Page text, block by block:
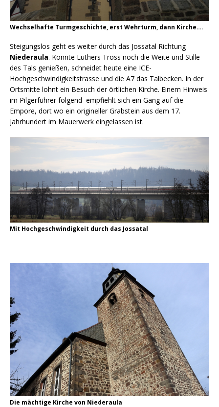
Wechselhafte Turmgeschichte, erst Wehrturm, dann Kirche….
Steigungslos geht es weiter durch das Jossatal Richtung
Niederaula. Konnte Luthers Tross noch die Weite und Stille
des Tals genießen, schneidet heute eine ICE-
Hochgeschwindigkeitstrasse und die A7 das Talbecken. In der
Ortsmitte lohnt ein Besuch der örtlichen Kirche. Einem Hinweis
im Pilgerführer folgend empfiehlt sich ein Gang auf die
Empore, dort wo ein origineller Grabstein aus dem 17.
Jahrhundert im Mauerwerk eingelassen ist.
Mit Hochgeschwindigkeit durch das Jossatal
Die mächtige Kirche von Niederaula